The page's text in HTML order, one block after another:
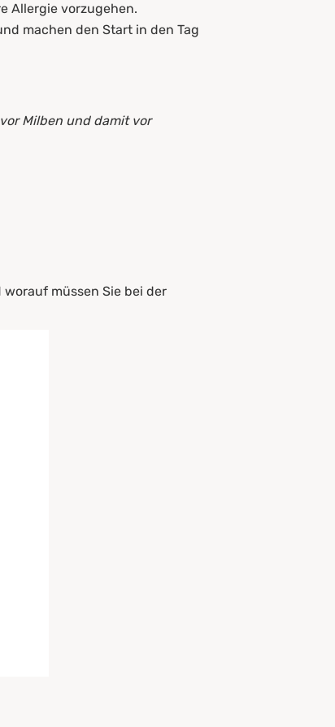
Allergie vorzugehen.
machen den Start in den Tag
Milben und damit vor
worauf müssen Sie bei der